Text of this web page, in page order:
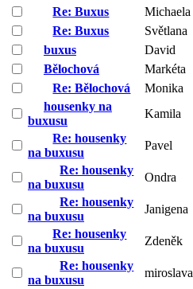
Re: Buxus
Michaela
Re: Buxus
Světlana
buxus
David
Bělochová
Markéta
Re: Bělochová
Monika
housenky na
buxusu
Kamila
Re: housenky
na buxusu
Pavel
Re: housenky
na buxusu
Ondra
Re: housenky
na buxusu
Janigena
Re: housenky
na buxusu
Zdeněk
Re: housenky
na buxusu
miroslava